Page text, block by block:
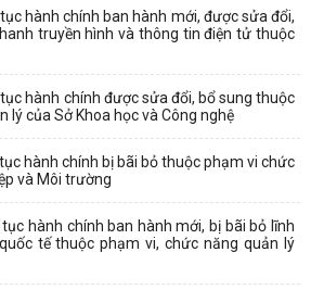
hành chính ban hành mới, được sửa đổi,
truyền hình và thông tin điện tử thuộc
hành chính được sửa đổi, bổ sung thuộc
lý của Sở Khoa học và Công nghệ
hành chính bị bãi bỏ thuộc phạm vi chức
và Môi trường
hành chính ban hành mới, bị bãi bỏ lĩnh
tế thuộc phạm vi, chức năng quản lý